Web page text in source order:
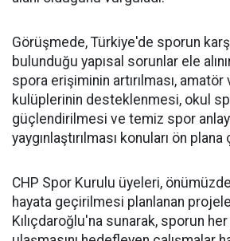
Görüşmede, Türkiye'de sporun
bulunduğu yapısal sorunlar ele
spora erişiminin artırılması,
kulüplerinin desteklenmesi, okul
güçlendirilmesi ve temiz spor
yaygınlaştırılması konuları ön plana
CHP Spor Kurulu üyeleri,
hayata geçirilmesi planlanan
Kılıçdaroğlu'na sunarak, sporun